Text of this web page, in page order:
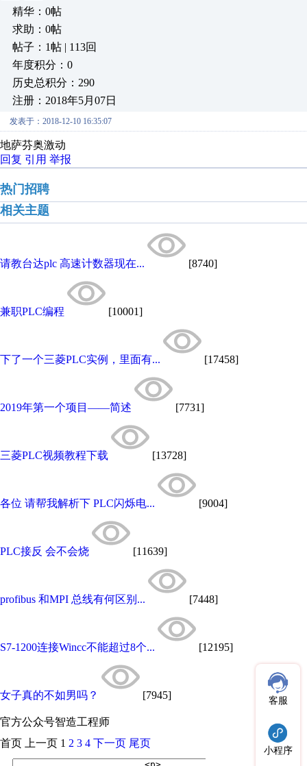
精华：0帖
求助：0帖
帖子：1帖 | 113回
年度积分：0
历史总积分：290
注册：2018年5月07日
发表于：2018-12-10 16:35:07
地萨芬奥激动
回复 引用 举报
热门招聘
相关主题
请教台达plc 高速计数器现在... [8740]
兼职PLC编程 [10001]
下了一个三菱PLC实例，里面有... [17458]
2019年第一个项目——简述 [7731]
三菱PLC视频教程下载 [13728]
各位 请帮我解析下 PLC闪烁电... [9004]
PLC接反 会不会烧 [11639]
profibus 和MPI 总线有何区别... [7448]
S7-1200连接Wincc不能超过8个... [12195]
女子真的不如男吗？ [7945]
官方公众号智造工程师
客服
小程序
首页 上一页 1 2 3 4 下一页 尾页